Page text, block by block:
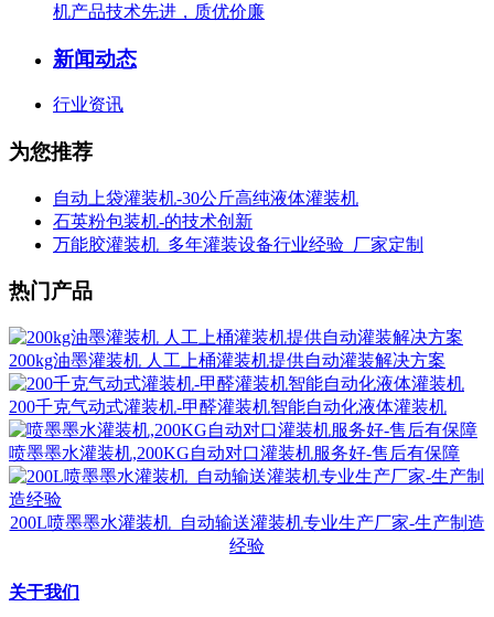
机产品技术先进，质优价廉
新闻动态
行业资讯
为您推荐
自动上袋灌装机-30公斤高纯液体灌装机
石英粉包装机-的技术创新
万能胶灌装机_多年灌装设备行业经验_厂家定制
热门产品
200kg油墨灌装机 人工上桶灌装机提供自动灌装解决方案
200千克气动式灌装机-甲醛灌装机智能自动化液体灌装机
喷墨墨水灌装机,200KG自动对口灌装机服务好-售后有保障
200L喷墨墨水灌装机_自动输送灌装机专业生产厂家-生产制造
经验
关于我们